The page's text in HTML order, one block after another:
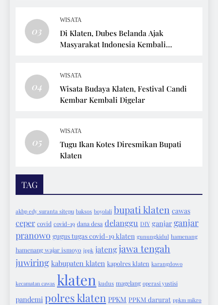
03
WISATA
Di Klaten, Dubes Belanda Ajak
Masyarakat Indonesia Kembali
04
WISATA
Wisata Budaya Klaten, Festival Candi
Kembar Kembali Digelar
05
WISATA
Tugu Ikan Kotes Diresmikan Bupati
Klaten
TAG
akbp edy suranta sitepu baksos boyolali bupati klaten cawas
ceper covid covid-19 dana desa delanggu DIY ganjar ganjar
pranowo gugus tugas covid-19 klaten gunungkidul hamenang
hamenang wajar ismoyo ippk jatengjawa tengah
juwiring kabupaten klaten kapolres klaten karangdowo
kecamatan cawas klaten kudus magelang operasi yustisi
pandemi polres klaten PPKM PPKM darurat ppkm mikro